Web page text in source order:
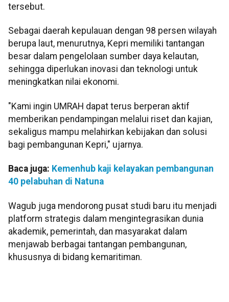
tersebut.
Sebagai daerah kepulauan dengan 98 persen wilayah
berupa laut, menurutnya, Kepri memiliki tantangan
besar dalam pengelolaan sumber daya kelautan,
sehingga diperlukan inovasi dan teknologi untuk
meningkatkan nilai ekonomi.
"Kami ingin UMRAH dapat terus berperan aktif
memberikan pendampingan melalui riset dan kajian,
sekaligus mampu melahirkan kebijakan dan solusi
bagi pembangunan Kepri," ujarnya.
Baca juga: Kemenhub kaji kelayakan pembangunan
40 pelabuhan di Natuna
Wagub juga mendorong pusat studi baru itu menjadi
platform strategis dalam mengintegrasikan dunia
akademik, pemerintah, dan masyarakat dalam
menjawab berbagai tantangan pembangunan,
khususnya di bidang kemaritiman.